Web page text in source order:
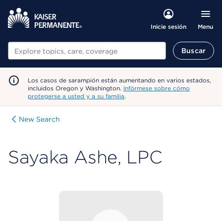
Inicie sesión Menu
Buscar Buscar
Los casos de sarampión están aumentando en varios estados,
incluidos Oregon y Washington. Infórmese sobre cómo
protegerse a usted y a su familia.
New Search
Sayaka Ashe, LPC